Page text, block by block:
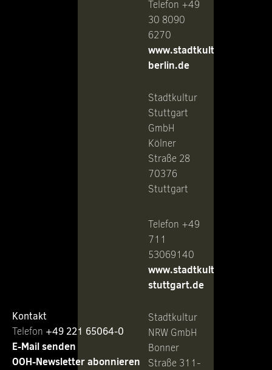
Kontakt
Telefon ‭ +49 221 65064-0
E-Mail senden
OOH-Newsletter abonnieren
Telefon +49
30 8090
6270
www.stadtkultur-
berlin.de
Stadtkultur
Stuttgart
GmbH
Kölner
Straße 28
70376
Stuttgart
Telefon +49
711
53069140
www.stadtkultur-
stuttgart.de
Stadtkultur
NRW GmbH
Bonner
Straße 311-